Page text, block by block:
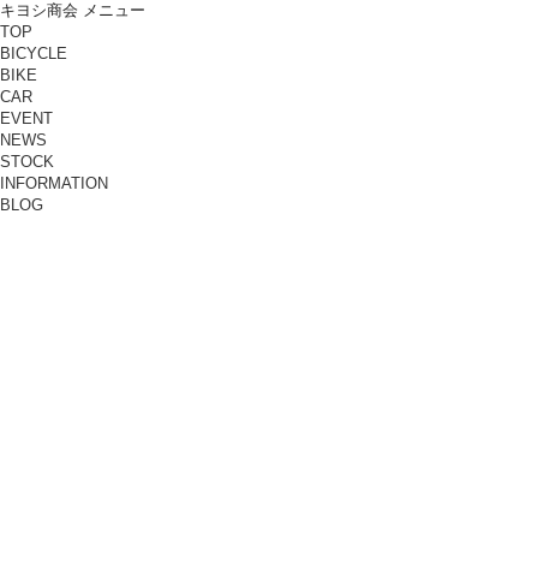
キヨシ商会 メニュー
TOP
BICYCLE
BIKE
CAR
EVENT
NEWS
STOCK
INFORMATION
BLOG